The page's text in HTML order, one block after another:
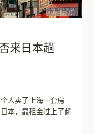
来日本趟
人卖了上海一套房
本，靠租金过上了趟